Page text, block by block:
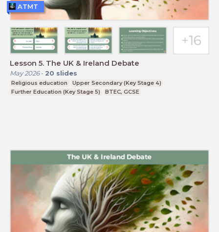
Lesson 5. The UK & Ireland Debate
May 2026- 20 slides
Religious education
Upper Secondary (Key Stage 4)
Further Education (Key Stage 5)
BTEC, GCSE
ATMT